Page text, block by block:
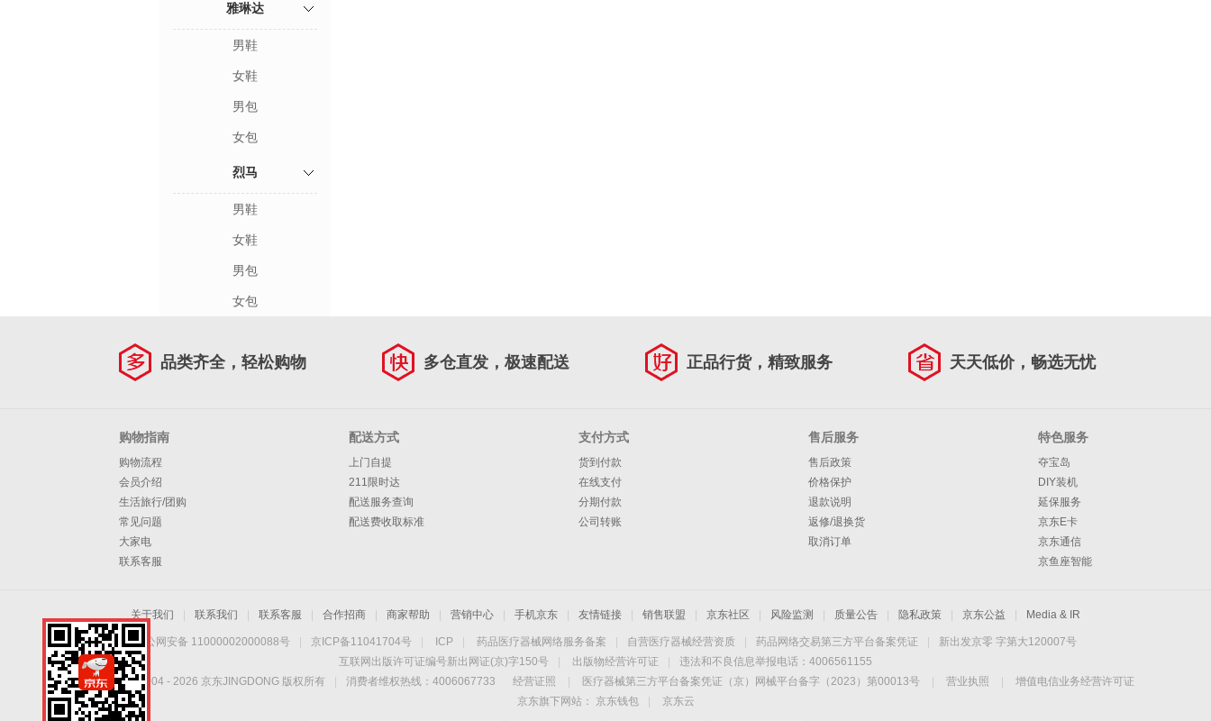
雅琳达
男鞋
女鞋
男包
女包
烈马
男鞋
女鞋
男包
女包
品类齐全，轻松购物 多仓直发，极速配送 正品行货，精致服务 天天低价，畅选无忧
购物指南
购物流程
会员介绍
生活旅行/团购
常见问题
大家电
联系客服
配送方式
上门自提
211限时达
配送服务查询
配送费收取标准
支付方式
货到付款
在线支付
分期付款
公司转账
售后服务
售后政策
价格保护
退款说明
返修/退换货
取消订单
特色服务
夺宝岛
DIY装机
延保服务
京东E卡
京东通信
京鱼座智能
关于我们 联系我们 联系客服 合作招商 商家帮助 营销中心 手机京东 友情链接 销售联盟 京东社区 风险监测 质量公告 隐私政策 京东公益 Media & IR
京公网安备 11000002000088号 京ICP备11041704号 ICP 药品医疗器械网络服务备案 自营医疗器械经营资质 药品网络交易第三方平台备案凭证
新出发京零 字第大120007号
互联网出版许可证编号新出网证(京)字150号
出版物经营许可证
违法和不良信息举报电话：4006561155
Copyright © 2004 - 2026 京东JINGDONG 版权所有 消费者维权热线：4006067733 经营证照 医疗器械第三方平台备案凭证（京）网械平台备字（2023）第00013号 营业执照
增值电信业务经营许可证
京东旗下网站：
京东钱包 京东云